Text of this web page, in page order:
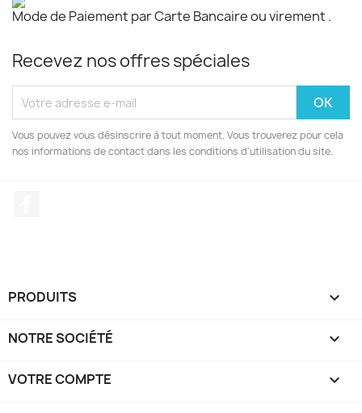
Mode de Paiement par Carte Bancaire ou virement .
Recevez nos offres spéciales
Vous pouvez vous désinscrire à tout moment. Vous trouverez pour cela
nos informations de contact dans les conditions d'utilisation du site.
PRODUITS 
NOTRE SOCIÉTÉ 
VOTRE COMPTE 